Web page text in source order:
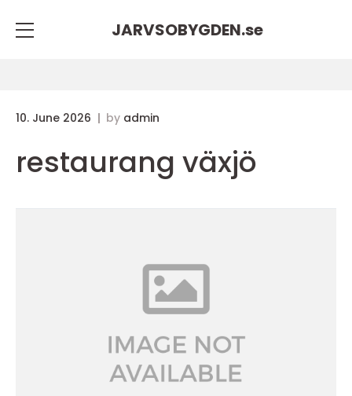
JARVSOBYGDEN.se
10. June 2026 by admin
restaurang växjö